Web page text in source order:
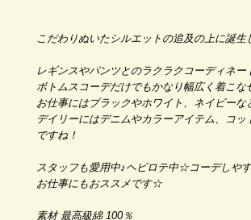
こだわりぬいたシルエットの追及の上に誕
レギンスやパンツとのラクラクコーディネー
ボトムスコーデだけでもかなり幅広く着こ
お仕事にはブラックやホワイト、ネイビー
デイリーにはデニムやカラーアイテム、コ
ですね！
スタッフも愛用中♪ヘビロテ中☆コーデしや
お仕事にもおススメです☆
素材 最高級綿 100％